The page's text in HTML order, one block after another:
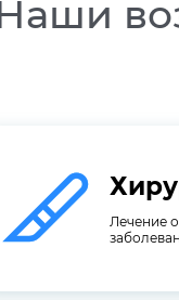
Лечение
Лечение